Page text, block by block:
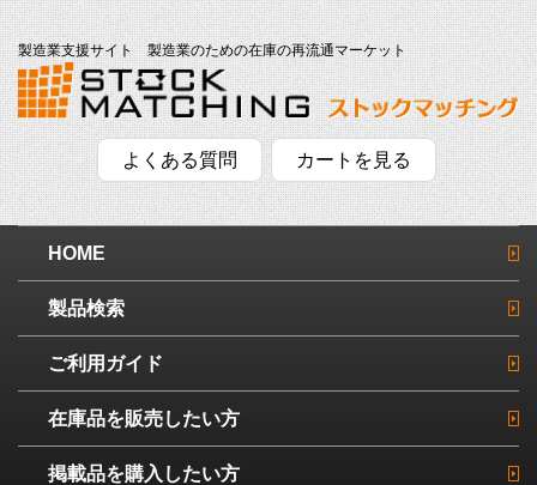
製造業支援サイト 製造業のための在庫の再流通マーケット
よくある質問 カートを見る
HOME
製品検索
ご利用ガイド
在庫品を販売したい方
掲載品を購入したい方